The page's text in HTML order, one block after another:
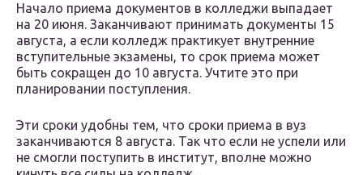
Начало приема документов в колледжи выпадает
на 20 июня. Заканчивают принимать документы 15
августа, а если колледж практикует внутренние
вступительные экзамены, то срок приема может
быть сокращен до 10 августа. Учтите это при
планировании поступления.
Эти сроки удобны тем, что сроки приема в вуз
заканчиваются 8 августа. Так что если не успели или
не смогли поступить в институт, вполне можно